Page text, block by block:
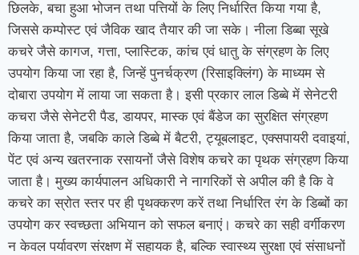
छिलके, बचा हुआ भोजन तथा पत्तियों के लिए निर्धारित किया गया है,
जिससे कम्पोस्ट एवं जैविक खाद तैयार की जा सके। नीला डिब्बा सूखे
कचरे जैसे कागज, गत्ता, प्लास्टिक, कांच एवं धातु के संग्रहण के लिए
उपयोग किया जा रहा है, जिन्हें पुनर्चक्रण (रिसाइक्लिंग) के माध्यम से
दोबारा उपयोग में लाया जा सकता है। इसी प्रकार लाल डिब्बे में सेनेटरी
कचरा जैसे सेनेटरी पैड, डायपर, मास्क एवं बैंडेज का सुरक्षित संग्रहण
किया जाता है, जबकि काले डिब्बे में बैटरी, ट्यूबलाइट, एक्सपायरी दवाइयां,
पेंट एवं अन्य खतरनाक रसायनों जैसे विशेष कचरे का पृथक संग्रहण किया
जाता है। मुख्य कार्यपालन अधिकारी ने नागरिकों से अपील की है कि वे
कचरे का स्रोत स्तर पर ही पृथक्करण करें तथा निर्धारित रंग के डिब्बों का
उपयोग कर स्वच्छता अभियान को सफल बनाएं। कचरे का सही वर्गीकरण
न केवल पर्यावरण संरक्षण में सहायक है, बल्कि स्वास्थ्य सुरक्षा एवं संसाधनों